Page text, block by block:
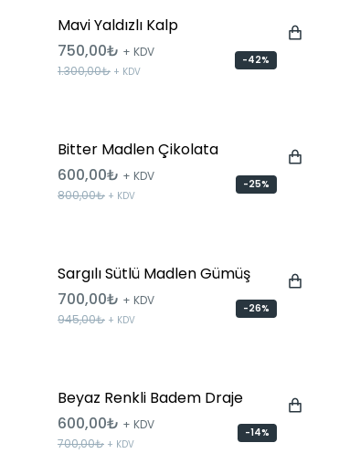
Mavi Yaldızlı Kalp
750,00₺ + KDV
1.300,00₺ + KDV
-42%
Bitter Madlen Çikolata
600,00₺ + KDV
800,00₺ + KDV
-25%
Sargılı Sütlü Madlen Gümüş
700,00₺ + KDV
945,00₺ + KDV
-26%
Beyaz Renkli Badem Draje
600,00₺ + KDV
700,00₺ + KDV
-14%